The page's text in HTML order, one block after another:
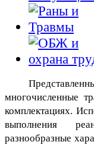
многочисленные
комплектациях.
выполнения
разнообразные